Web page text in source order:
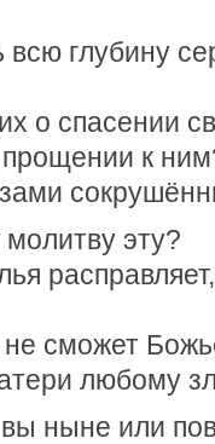
всю глубину
о спасении
к
эту?
сможет
любому
ныне или